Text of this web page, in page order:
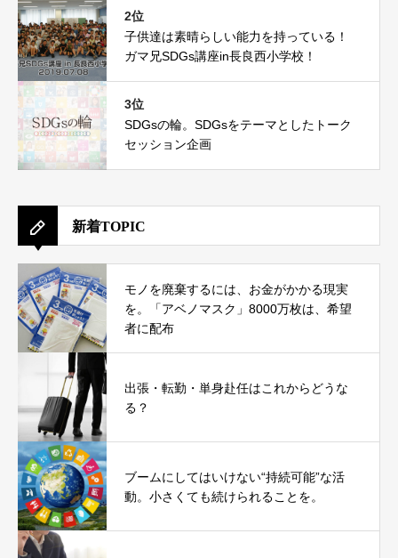
2位
子供達は素晴らしい能力を持っている！
ガマ兄SDGs講座in長良西小学校！
3位
SDGsの輪。SDGsをテーマとしたトーク
セッション企画
新着TOPIC
モノを廃棄するには、お金がかかる現実
を。「アベノマスク」8000万枚は、希望
者に配布
出張・転勤・単身赴任はこれからどうな
る？
ブームにしてはいけない“持続可能”な活
動。小さくても続けられることを。